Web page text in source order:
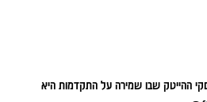
ההייטק שבו שמירה על התקדמות היא